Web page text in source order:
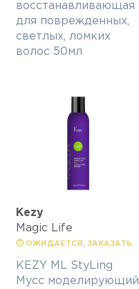
восстанавливающая
для поврежденных,
светлых, ломких
волос 50мл
Kezy
Magic Life
⏱ ОЖИДАЕТСЯ, ЗАКАЗАТЬ
KEZY ML StyLing
Мусс моделирующий